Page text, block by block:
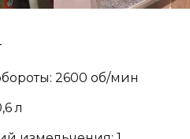
2600 об/мин
л